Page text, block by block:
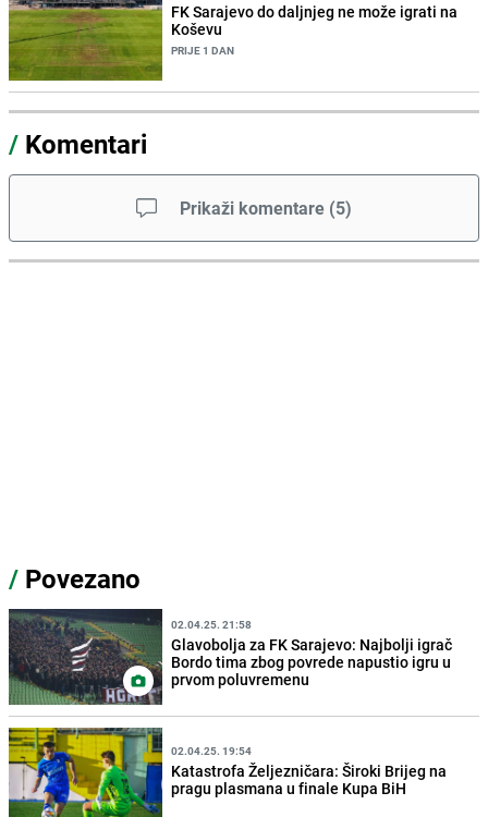
FK Sarajevo do daljnjeg ne može igrati na
Koševu
PRIJE 1 DAN
/ Komentari
Prikaži komentare (5)
/ Povezano
02.04.25. 21:58
Glavobolja za FK Sarajevo: Najbolji igrač
Bordo tima zbog povrede napustio igru u
prvom poluvremenu
02.04.25. 19:54
Katastrofa Željezničara: Široki Brijeg na
pragu plasmana u finale Kupa BiH